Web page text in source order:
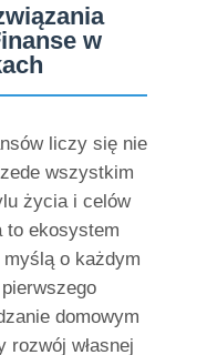
w
liczy się nie
wszystkim
życia i celów
to ekosystem
o każdym
domowym
rozwój własnej